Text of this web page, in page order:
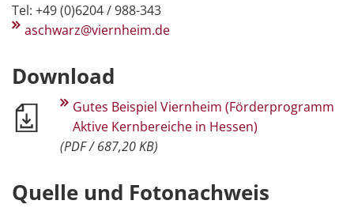
Tel: +49 (0)6204 / 988-343
aschwarz@viernheim.de
Download
Gutes Beispiel Viernheim (Förderprogramm
Aktive Kernbereiche in Hessen)
(PDF / 687,20 KB)
Quelle und Fotonachweis